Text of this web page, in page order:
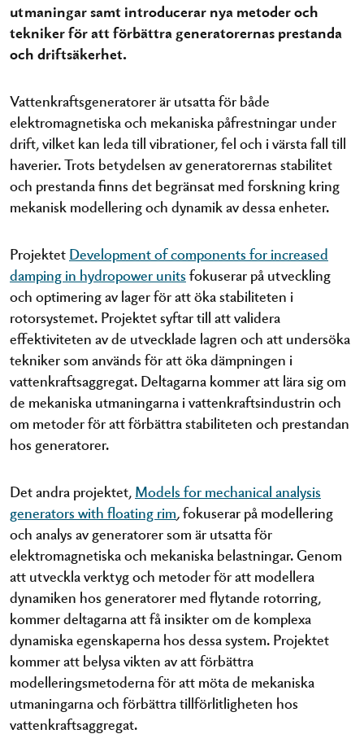
utmaningar samt introducerar nya metoder och
tekniker för att förbättra generatorernas prestanda
och driftsäkerhet.
Vattenkraftsgeneratorer är utsatta för både
elektromagnetiska och mekaniska påfrestningar under
drift, vilket kan leda till vibrationer, fel och i värsta fall till
haverier. Trots betydelsen av generatorernas stabilitet
och prestanda finns det begränsat med forskning kring
mekanisk modellering och dynamik av dessa enheter.
Projektet Development of components for increased
damping in hydropower units fokuserar på utveckling
och optimering av lager för att öka stabiliteten i
rotorsystemet. Projektet syftar till att validera
effektiviteten av de utvecklade lagren och att undersöka
tekniker som används för att öka dämpningen i
vattenkraftsaggregat. Deltagarna kommer att lära sig om
de mekaniska utmaningarna i vattenkraftsindustrin och
om metoder för att förbättra stabiliteten och prestandan
hos generatorer.
Det andra projektet, Models for mechanical analysis
generators with floating rim,fokuserar på modellering
och analys av generatorer som är utsatta för
elektromagnetiska och mekaniska belastningar. Genom
att utveckla verktyg och metoder för att modellera
dynamiken hos generatorer med flytande rotorring,
kommer deltagarna att få insikter om de komplexa
dynamiska egenskaperna hos dessa system. Projektet
kommer att belysa vikten av att förbättra
modelleringsmetoderna för att möta de mekaniska
utmaningarna och förbättra tillförlitligheten hos
vattenkraftsaggregat.